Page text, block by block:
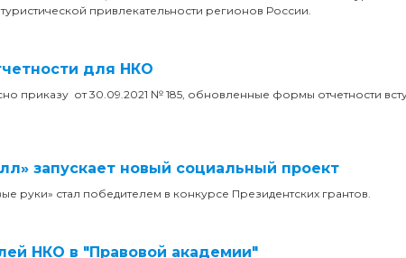
привлекательности регионов России.
для НКО
приказу от 30.09.2021 № 185, обновленные формы отчетности
запускает новый социальный проект
руки» стал победителем в конкурсе Президентских грантов.
НКО в "Правовой академии"